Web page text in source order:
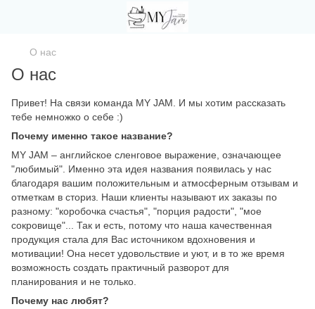
О нас
О нас
Привет! На связи команда MY JAM. И мы хотим рассказать
тебе немножко о себе :)
Почему именно такое название?
MY JAM – английское сленговое выражение, означающее
"любимый". Именно эта идея названия появилась у нас
благодаря вашим положительным и атмосферным отзывам и
отметкам в сториз. Наши клиенты называют их заказы по
разному: "коробочка счастья", "порция радости", "мое
сокровище"... Так и есть, потому что наша качественная
продукция стала для Вас источником вдохновения и
мотивации! Она несет удовольствие и уют, и в то же время
возможность создать практичный разворот для
планирования и не только.
Почему нас любят?